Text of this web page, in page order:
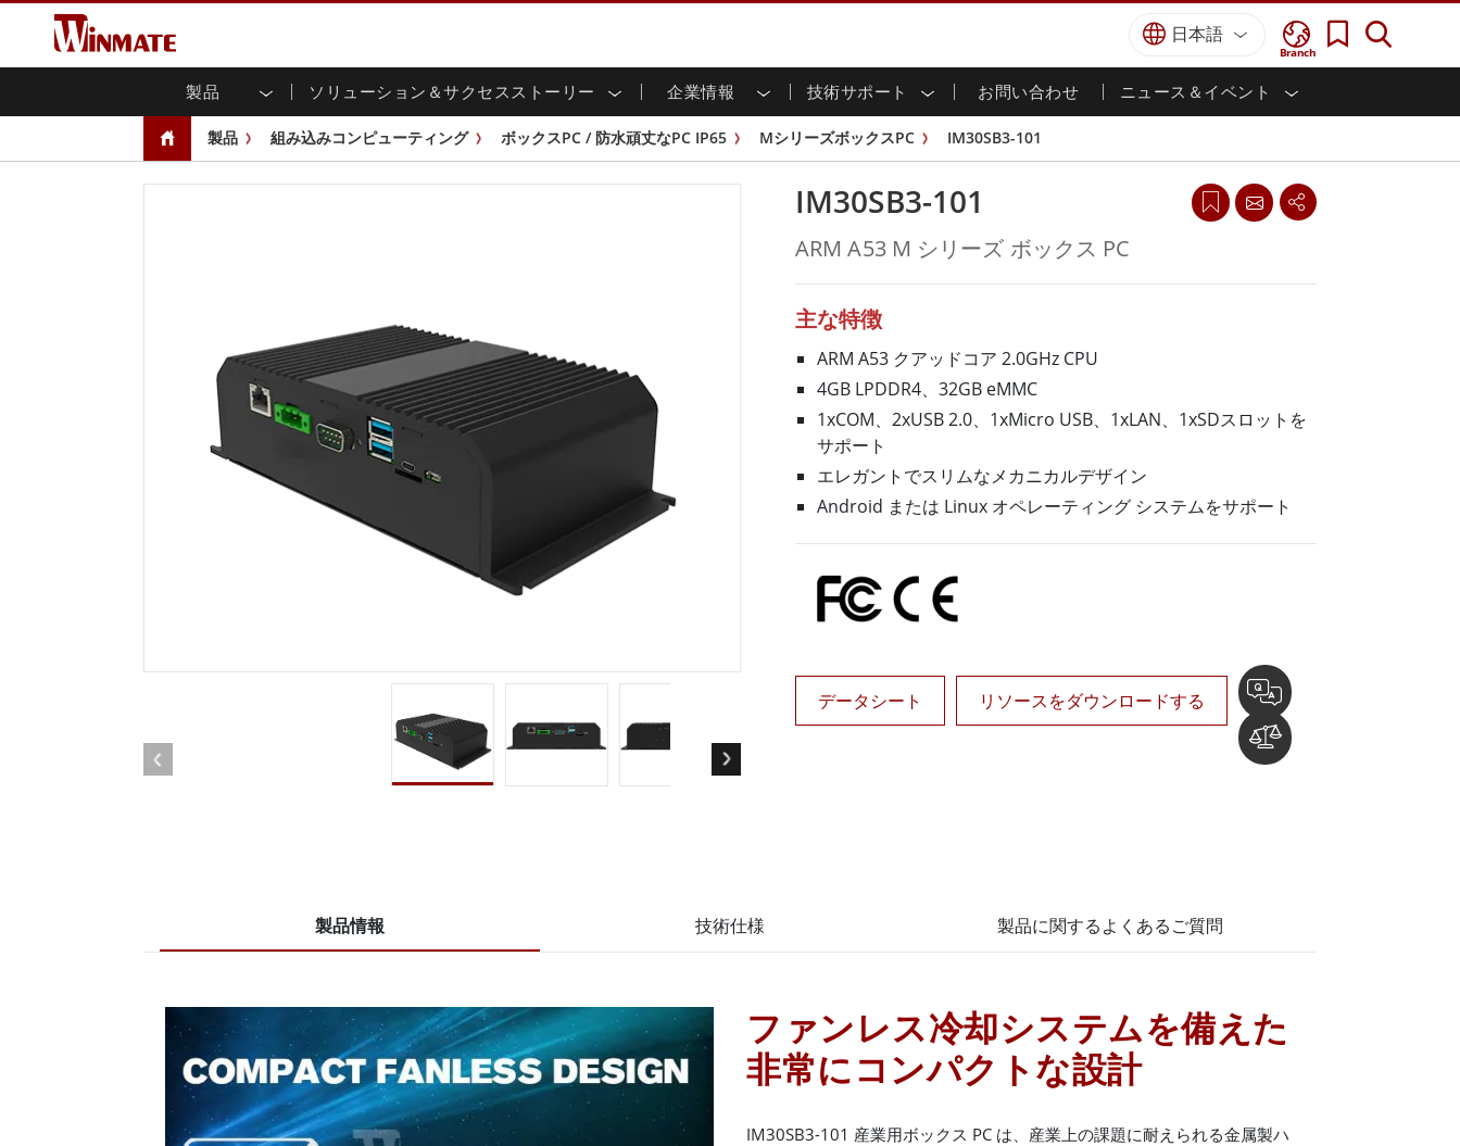
Branch
日本語
製品 ソリューション＆サクセスストーリー 企業情報 技術サポート お問い合わせ ニュース＆イベント
企業モビリティコンピュータ
頑丈なノートパソコン
堅牢タブレットコントローラー
エッジAIモビリティ
産業用ディスプレイ
マルチタッチ (P-
USB Type-C
ステンレスシリー
ズ
屋外ディスプレイ
G-WINシリーズ /
産業用パネルPCおよびHMI
HMI (P-CAPタッチ)
産業用パネルPC (P-CAPタッチ)
産業用パネルPC (抵抗膜方式)
ステンレスシリーズ
G-WINシリーズ / IP67設計
ATEXグレード
バータイプパネルPC
防衛グレード
防衛頑丈なノートパソコン
防衛パネルPC
防衛ディスプレイ / NVIS ディスプレイ
防衛サーバー
車載コンピュータ
Windows 車載コンピュータ
Android 車載コンピュータ
車載用タブレット
組み込みコンピューティング
ボックスPC / 防水頑丈なPC IP65
ラジオゲートウェイ
ヘルスケアグレード
ヘルスケア堅牢タブレット
ヘルスケアパネルPC
ヘルスケアディスプレイ
マリングレード
船舶用パネルPC
船舶用組込みコンピュータ
More
頑丈なロボットコントローラ 石油・ガス、ATEXグレード
ATEXグレード堅牢タブレット
ATEX認定 堅牢型ハンドヘルドコンピュ
More
AI コンピュータ
エッジ AI モビリティ
エッジ AIパネルPC
エッジ AI コンピューティング
ステンレス鋼グレード
堅牢なロボットコントローラ AI対応 エネルギー、化学、ATEX
HMI/産業用自動化
農業
交通 食品 & 衛生産業
海洋
倉庫 & 物流
インフラ
インテリジェントロボットシス
テム
ヘビーデューティー
金属＆鉱業 スマート充電ステーション
会社概要 投資家情報 サステナビリティ 採用情報
保証 ダウンロードセンター カスタマーサービスセンター
パートナーポータル
マーケティングポータル
ファイル共有
新製品情報 ニュースレター 製品仕様変更のお知らせ
刊行物
展示会・イベント
Youtubeチャンネル バーチャル展示会
認証／コンプライアンス
製品 組み込みコンピューティング ボックスPC / 防水頑丈なPC IP65 MシリーズボックスPC IM30SB3-101
IM30SB3-101
ARM A53 M シリーズ ボックス PC
主な特徴
ARM A53 クアッドコア 2.0GHz CPU
4GB LPDDR4、32GB eMMC
1xCOM、2xUSB 2.0、1xMicro USB、1xLAN、1xSDスロットを
サポート
エレガントでスリムなメカニカルデザイン
Android または Linux オペレーティング システムをサポート
データシート リソースをダウンロードする
製品情報 技術仕様 製品に関するよくあるご質問
ファンレス冷却システムを備えた
非常にコンパクトな設計
IM30SB3-101 産業用ボックス PC は、産業上の課題に耐えられる金属製ハ